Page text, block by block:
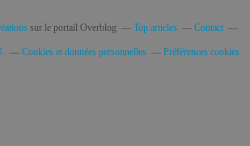
sur le portail Overblog Top articles Contact
Cookies et données personnelles Préférences cookies